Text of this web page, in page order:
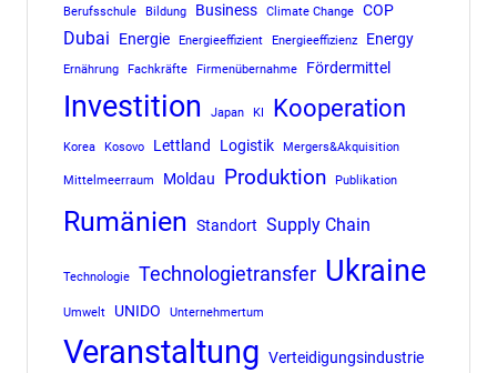
Berufsschule
Bildung Business Climate Change COP
Dubai Energie Energieeffizient Energieeffizienz Energy
Ernährung Fachkräfte Firmenübernahme Fördermittel
Investition Japan KI Kooperation
Korea Kosovo Lettland Logistik Mergers&Akquisition
Mittelmeerraum Moldau Produktion Publikation
Rumänien Standort Supply Chain
Technologie Technologietransfer Ukraine
Umwelt UNIDO Unternehmertum
Veranstaltung Verteidigungsindustrie